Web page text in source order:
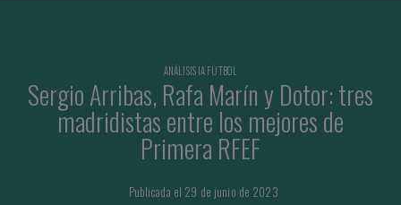
ANÁLISIS IA FÚTBOL
Sergio Arribas, Rafa Marín y Dotor: tres
madridistas entre los mejores de
Primera RFEF
Publicada el 29 de junio de 2023